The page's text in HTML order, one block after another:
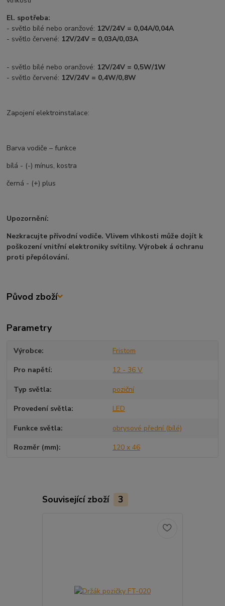
El. spotřeba:
- světlo bílé nebo oranžové: 12V/24V = 0,04A/0,04A
- světlo červené: 12V/24V = 0,03A/0,03A
- světlo bílé nebo oranžové: 12V/24V = 0,5W/1W
- světlo červené: 12V/24V = 0,4W/0,8W
Zapojení elektroinstalace:
Barva vodiče – funkce
bílá - (-) mínus, kostra
černá - (+) plus
Upozornění:
Nezkracujte přívodní vodiče. Vlivem vlhkosti může dojít k
poškození vnitřní elektroniky svítilny. Výrobek á ochranu
proti přepólování.
Původ zboží
Parametry
Výrobce Fristom
Pro napětí 12 - 36 V
Typ světla poziční
Provedení světla LED
Funkce světla obrysové přední (bílé)
Rozměr (mm) 120 x 46
Související zboží 3